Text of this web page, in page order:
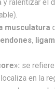
y ralentizar el
musculatura
,
se
en la